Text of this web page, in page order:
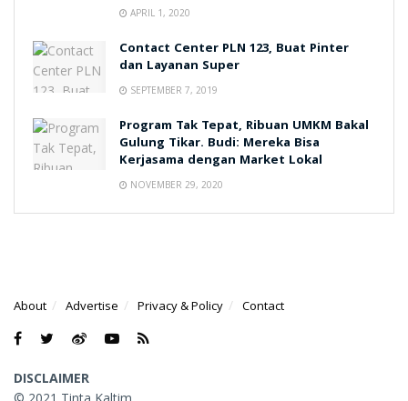
APRIL 1, 2020
Contact Center PLN 123, Buat Pinter
dan Layanan Super
SEPTEMBER 7, 2019
Program Tak Tepat, Ribuan UMKM Bakal
Gulung Tikar. Budi: Mereka Bisa
Kerjasama dengan Market Lokal
NOVEMBER 29, 2020
About Advertise Privacy & Policy Contact
DISCLAIMER